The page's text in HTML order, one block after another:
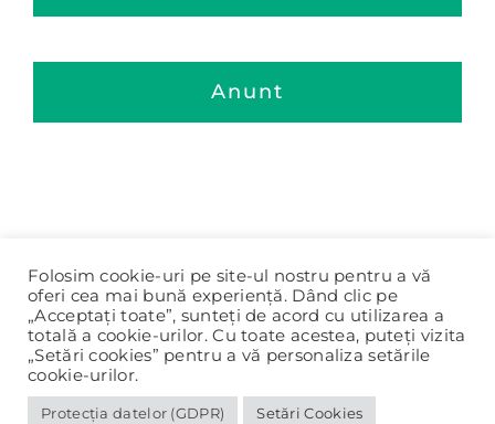
Anunt
Folosim cookie-uri pe site-ul nostru pentru a vă
oferi cea mai bună experiență. Dând clic pe
„Acceptați toate”, sunteți de acord cu utilizarea a
totală a cookie-urilor. Cu toate acestea, puteți vizita
„Setări cookies” pentru a vă personaliza setările
cookie-urilor.
Protecția datelor (GDPR) Setări Cookies